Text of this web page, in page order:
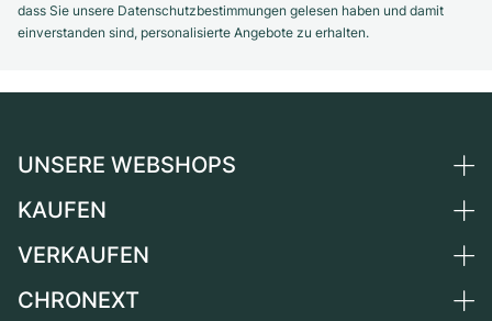
dass Sie unsere Datenschutzbestimmungen gelesen haben und damit
einverstanden sind, personalisierte Angebote zu erhalten.
UNSERE WEBSHOPS
Deutschland
Schweiz
KAUFEN
Alle Luxusuhren
VERKAUFEN
Uhr verkaufen
CHRONEXT